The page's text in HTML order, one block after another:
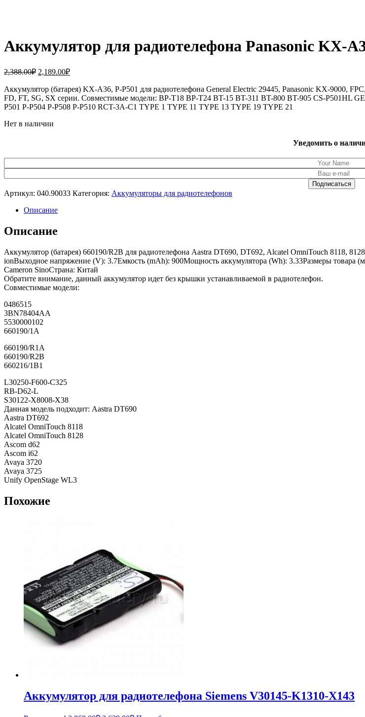
Аккумулятор для радиотелефона Panasonic KX-
2,388.00₽ Первоначальная
составляла
2,388.00₽.
2,189.00₽Текущая
2,189.00₽.
Аккумулятор (батарея) KX-A36, P-P501 для радиотелефона General Electric 29445, Panasonic KX-9000,
FD, FT, SG, SX серии. Совместимые модели: BP-T18 BP-T24 BT-15 BT-311 BT-800 BT-905 CS-
P501 P-P504 P-P508 P-P510 RCT-3A-C1 TYPE 1 TYPE 11 TYPE 13 TYPE 19 TYPE 21
Нет в наличии
Уведомить о
Артикул: 040.90033 Категория: Аккумуляторы для радиотелефонов
Описание
Описание
Аккумулятор (батарея) 660190/R2B для радиотелефона Aastra DT690, DT692, Alcatel OmniTouch 8118,
ionВыходное напряжение (V): 3.7Емкость (mAh): 900Мощность аккумулятора (Wh): 3.33Размеры товара
Cameron SinoСтрана: Китай
Обратите внимание, данный аккумулятор идет без крышки устанавливаемой в радиотелефон.
Совместимые модели:
0486515
3BN78404AA
5530000102
660190/1A
660190/R1A
660190/R2B
660216/1B1
L30250-F600-C325
RB-D62-L
S30122-X8008-X38
Данная модель подходит: Aastra DT690
Aastra DT692
Alcatel OmniTouch 8118
Alcatel OmniTouch 8128
Ascom d62
Ascom i62
Avaya 3720
Avaya 3725
Unify OpenStage WL3
Похожие
Аккумулятор для радиотелефона Siemens V30145-K1310-X143